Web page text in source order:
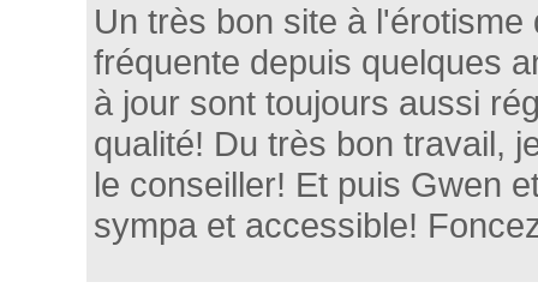
Un très bon site à l'érotisme
fréquente depuis quelques
à jour sont toujours aussi
qualité! Du très bon travail,
le conseiller! Et puis Gwen
sympa et accessible!